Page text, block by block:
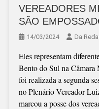
VEREADORES
SÃO
14/03/2024 Da
Eles representam
Bento do Sul na
foi realizada a segunda
no Plenário Vereador
marcou a posse dos